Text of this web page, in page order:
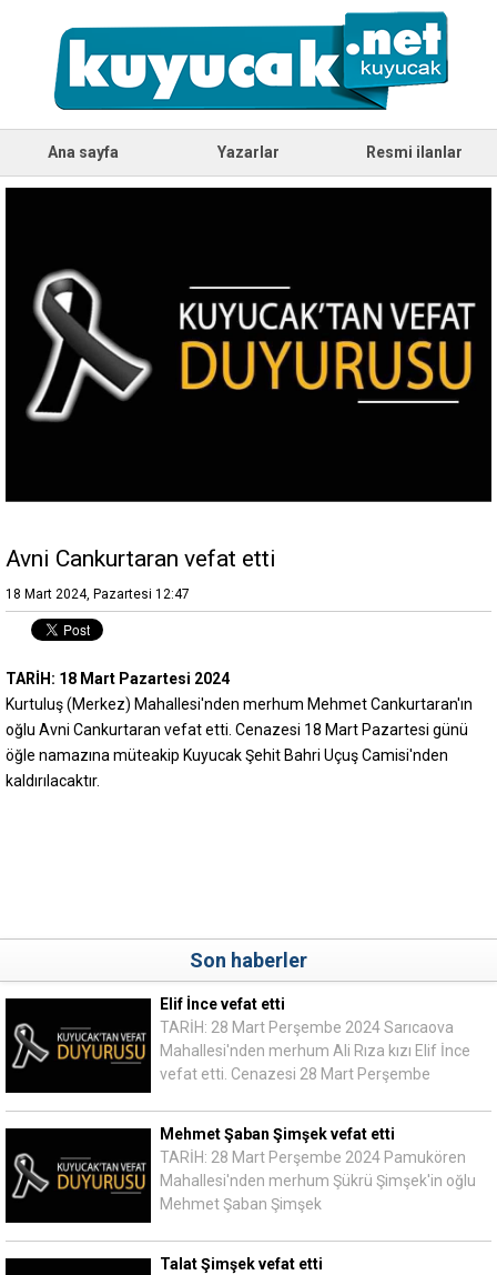
Ana sayfa Yazarlar Resmi ilanlar
Avni Cankurtaran vefat etti
18 Mart 2024, Pazartesi 12:47
TARİH: 18 Mart Pazartesi 2024
Kurtuluş (Merkez) Mahallesi'nden merhum Mehmet Cankurtaran'ın
oğlu Avni Cankurtaran vefat etti. Cenazesi 18 Mart Pazartesi günü
öğle namazına müteakip Kuyucak Şehit Bahri Uçuş Camisi'nden
kaldırılacaktır.
Son haberler
Elif İnce vefat etti
TARİH: 28 Mart Perşembe 2024 Sarıcaova
Mahallesi'nden merhum Ali Rıza kızı Elif İnce
vefat etti. Cenazesi 28 Mart Perşembe
Mehmet Şaban Şimşek vefat etti
TARİH: 28 Mart Perşembe 2024 Pamukören
Mahallesi'nden merhum Şükrü Şimşek'in oğlu
Mehmet Şaban Şimşek
Talat Şimşek vefat etti